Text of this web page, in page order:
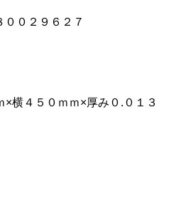
０２９６２７
横４５０ｍｍ×厚み０.０１３